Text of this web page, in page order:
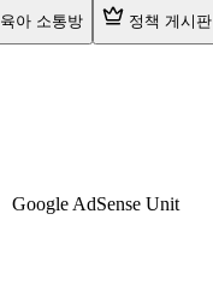
육아 소통방 정책 게시판
Google AdSense Unit